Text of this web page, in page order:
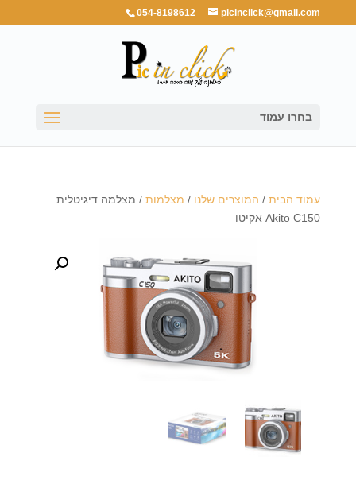
054-8198612 picinclick@gmail.com
בחרו עמוד
עמוד הבית/ המוצרים שלנו / מצלמות/ מצלמה דיגיטלית
Akito C150 אקיטו